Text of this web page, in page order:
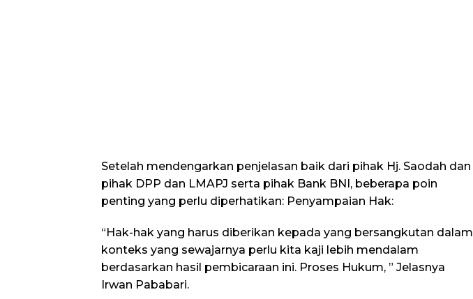
Setelah mendengarkan penjelasan baik dari pihak Hj. Saodah dan
pihak DPP dan LMAPJ serta pihak Bank BNI, beberapa poin
penting yang perlu diperhatikan: Penyampaian Hak:
“Hak-hak yang harus diberikan kepada yang bersangkutan dalam
konteks yang sewajarnya perlu kita kaji lebih mendalam
berdasarkan hasil pembicaraan ini. Proses Hukum, ” Jelasnya
Irwan Pababari.